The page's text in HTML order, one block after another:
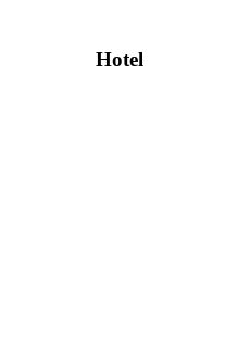
Hotel